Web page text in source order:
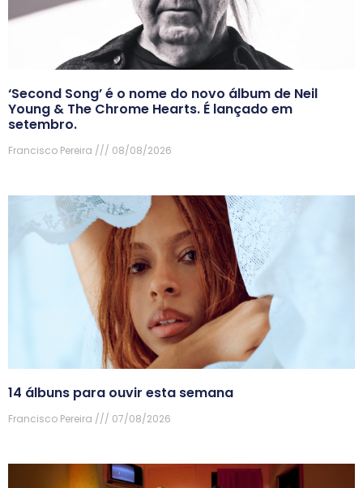
‘Second Song’ é o nome do novo álbum de Neil
Young & The Chrome Hearts. É lançado em
setembro.
Francisco Pereira 08/08/2026
14 álbuns para ouvir esta semana
Francisco Pereira 07/08/2026